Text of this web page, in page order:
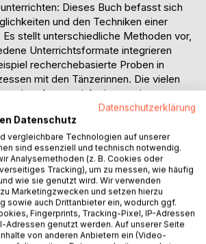
Dieses Buch befasst sich
und den Techniken einer
Es stellt unterschiedliche Methoden vor,
Unterrichtsformate integrieren
recherchebasierte Proben in
mit den Tänzerinnen. Die vielen
lassen sich eins zu eins
und an unterschiedliche
Kinderklassen anpassen.
Philosophie bekommst Du nicht nur
an die Hand, sondern auch komplette
zur Contactimprovisation, zur Duett-
sowie für das Arbeiten mit
Tanzausbildungen vorgestellt,
inspirierenden Abbildungen.
Wera Stein, Alina Walter, Vanessa
Datenschutzerklärung
Datenschutz
vergleichbare Technologien auf unserer
sind essenziell und technisch notwendig.
Analysemethoden (z. B. Cookies oder
Tracking), um zu messen, wie häufig
wie sie genutzt wird. Wir verwenden
Marketingzwecken und setzen hierzu
sowie auch Drittanbieter ein, wodurch ggf.
Fingerprints, Tracking-Pixel, IP-Adressen
Adressen genutzt werden. Auf unserer Seite
von anderen Anbietern ein (Video-